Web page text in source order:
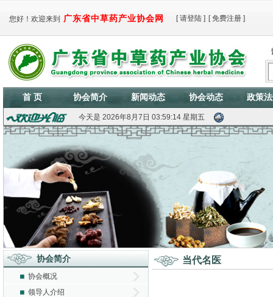
您好！欢迎来到 广东省中草药产业协会网 [ 请登陆 ] [ 免费注册 ]
首 页 协会简介 新闻动态 协会动态 政策
今天是2026年8月7日 03:59:14 星期五
协会简介
协会概况
领导人介绍
当代名医